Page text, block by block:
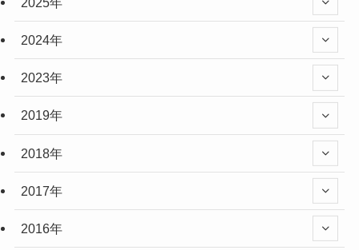
2024年
2023年
2019年
2018年
2017年
2016年